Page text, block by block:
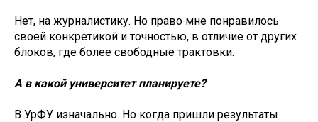
Нет, на журналистику. Но право мне понравилось
своей конкретикой и точностью, в отличие от других
блоков, где более свободные трактовки.
А в какой университет планируете?
В УрФУ изначально. Но когда пришли результаты